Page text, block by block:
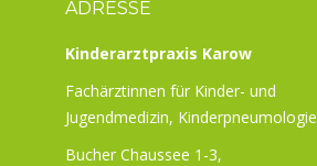
ADRESSE
Kinderarztpraxis Karow
Fachärztinnen für Kinder- und
Jugendmedizin, Kinderpneumologie
Bucher Chaussee 1-3,